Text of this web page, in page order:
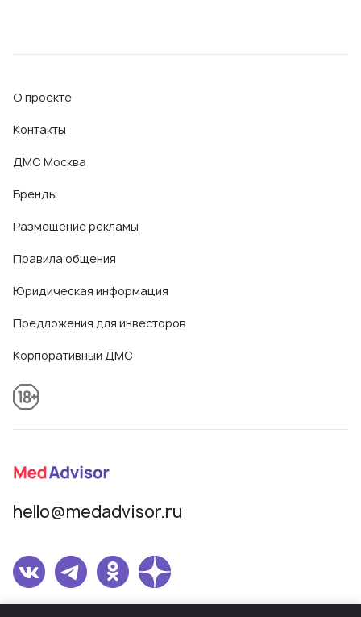
О проекте
Контакты
ДМС Москва
Бренды
Размещение рекламы
Правила общения
Юридическая информация
Предложения для инвесторов
Корпоративный ДМС
hello@medadvisor.ru